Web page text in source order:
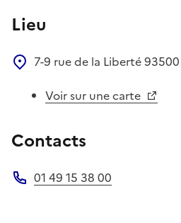
Lieu
7-9 rue de la Liberté93500
Voir sur une carte
Contacts
01 49 15 38 00